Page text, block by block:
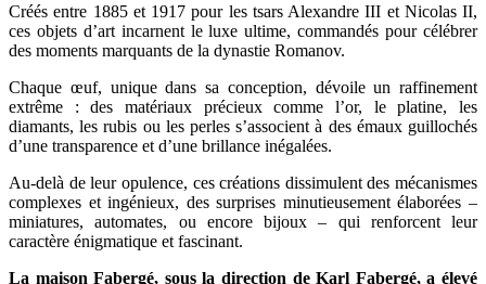
Créés entre 1885 et 1917 pour les tsars Alexandre III et Nicolas II,
ces objets d’art incarnent le luxe ultime, commandés pour célébrer
des moments marquants de la dynastie Romanov.
Chaque œuf, unique dans sa conception, dévoile un raffinement
extrême : des matériaux précieux comme l’or, le platine, les
diamants, les rubis ou les perles s’associent à des émaux guillochés
d’une transparence et d’une brillance inégalées.
Au-delà de leur opulence, ces créations dissimulent des mécanismes
complexes et ingénieux, des surprises minutieusement élaborées –
miniatures, automates, ou encore bijoux – qui renforcent leur
caractère énigmatique et fascinant.
La maison Fabergé, sous la direction de Karl Fabergé, a élevé